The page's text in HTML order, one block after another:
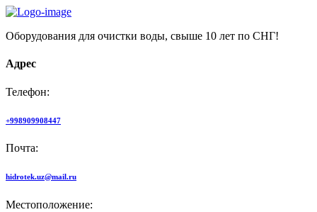
Оборудования для очистки воды, свыше 10 лет по СНГ!
Адрес
Телефон:
+998909908447
Почта:
hidrotek.uz@mail.ru
Местоположение: